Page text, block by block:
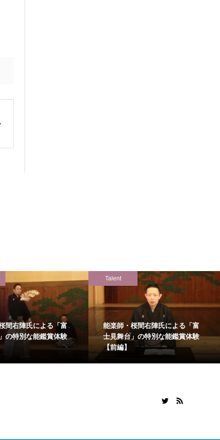
間右陣氏による「富
の特別な能鑑賞体験
Talent
能楽師・桜間右陣氏による「富
士見舞台」の特別な能鑑賞体験
【前編】